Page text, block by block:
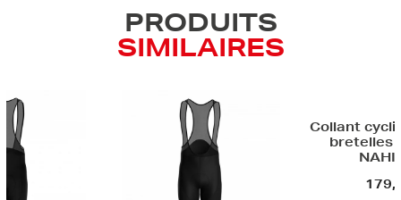
PRODUITS
SIMILAIRES
Collant cycliste Gravel à
bretelles unisexe -
NAHIM V3
179,90 €
Collant
bretelles
V2